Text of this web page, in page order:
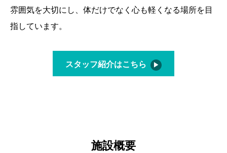
雰囲気を大切にし、体だけでなく心も軽くなる場所を目
指しています。
スタッフ紹介はこちら
施設概要